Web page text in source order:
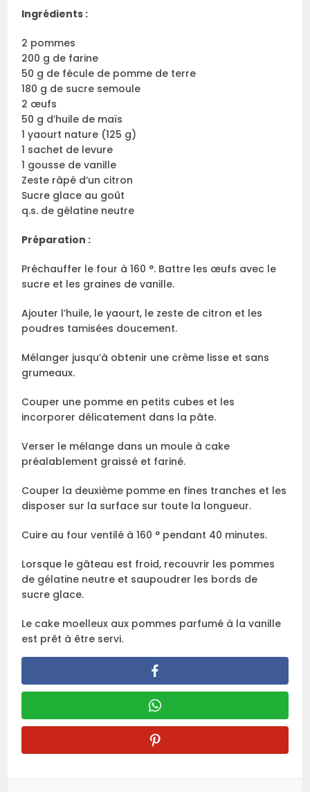
Ingrédients :
2 pommes
200 g de farine
50 g de fécule de pomme de terre
180 g de sucre semoule
2 œufs
50 g d’huile de maïs
1 yaourt nature (125 g)
1 sachet de levure
1 gousse de vanille
Zeste râpé d’un citron
Sucre glace au goût
q.s. de gélatine neutre
Préparation :
Préchauffer le four à 160 °. Battre les œufs avec le
sucre et les graines de vanille.
Ajouter l’huile, le yaourt, le zeste de citron et les
poudres tamisées doucement.
Mélanger jusqu’à obtenir une crème lisse et sans
grumeaux.
Couper une pomme en petits cubes et les
incorporer délicatement dans la pâte.
Verser le mélange dans un moule à cake
préalablement graissé et fariné.
Couper la deuxième pomme en fines tranches et les
disposer sur la surface sur toute la longueur.
Cuire au four ventilé à 160 ° pendant 40 minutes.
Lorsque le gâteau est froid, recouvrir les pommes
de gélatine neutre et saupoudrer les bords de
sucre glace.
Le cake moelleux aux pommes parfumé à la vanille
est prêt à être servi.